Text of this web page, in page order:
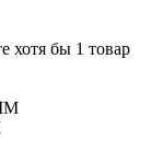
хотя бы 1 товар